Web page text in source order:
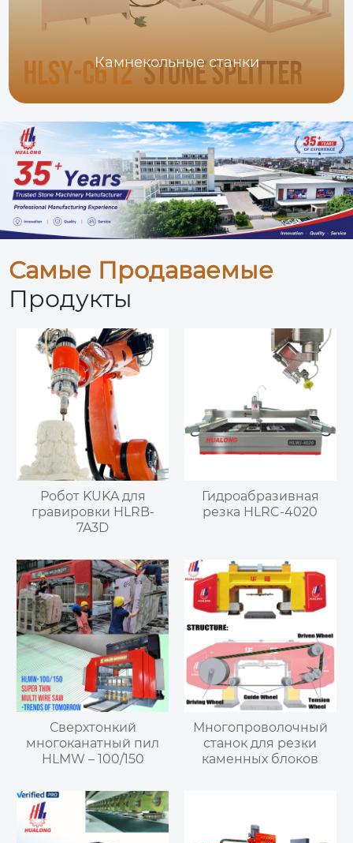
Камнекольные станки
Самые Продаваемые
Продукты
Робот KUKA для
гравировки HLRB-
7A3D
Гидроабразивная
резка HLRC-4020
Сверхтонкий
многоканатный пил
HLMW – 100/150
Многопроволочный
станок для резки
каменных блоков